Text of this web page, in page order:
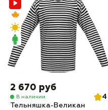
2 670 руб
В наличии
4
Тельняшка-Великан